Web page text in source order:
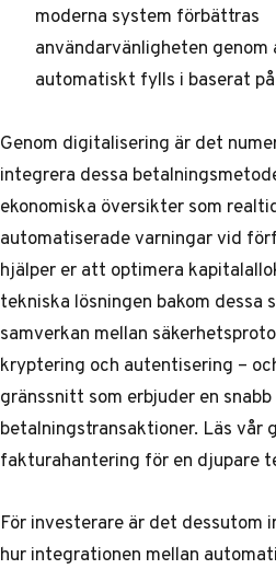
moderna system förbättras
användarvänligheten
automatiskt fylls i baserat
Genom digitalisering är det
integrera dessa
ekonomiska översikter som
automatiserade varningar vid
hjälper er att optimera
tekniska lösningen bakom dessa
samverkan mellan
kryptering och autentisering –
gränssnitt som erbjuder en
betalningstransaktioner. Läs vår
fakturahantering för en djupare
För investerare är det dessutom
hur integrationen mellan